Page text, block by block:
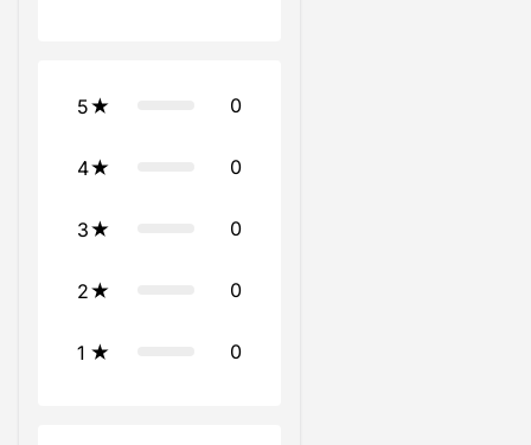
5 0
4 0
3 0
2 0
1 0